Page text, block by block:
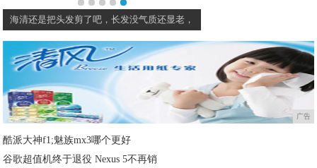
海清还是把头发剪了吧，长发没气质还显老，
广告
酷派大神f1;魅族mx3哪个更好
谷歌超值机终于退役 Nexus 5不再销